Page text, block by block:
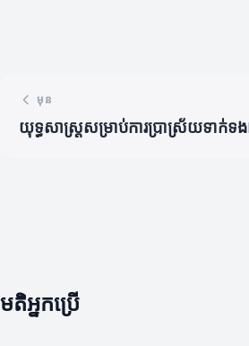
មុន
យុទ្ធសាស្ត្រសម្រាប់ការប្រាស្រ័យទាក់ទ
មតិអ្នកប្រើ